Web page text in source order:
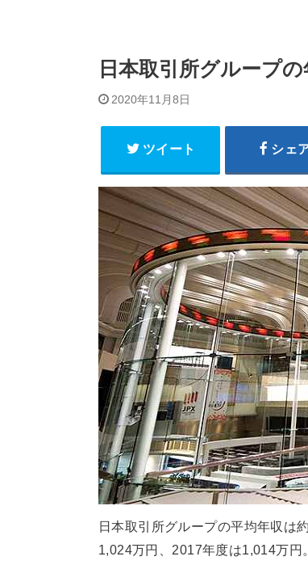
日本取引所グループ
2020年11月8日
ツイート シェ
日本取引所グループの平均年収は
1,024万円、2017年度は1,014万円。